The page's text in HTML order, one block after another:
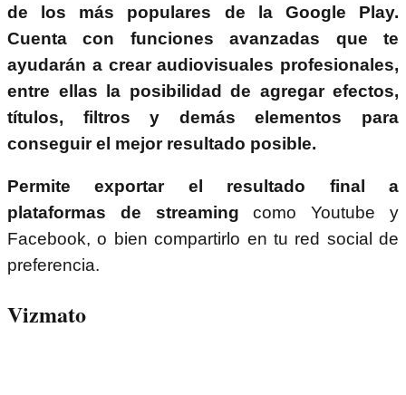
de los más populares de la Google Play.
Cuenta con funciones avanzadas que te
ayudarán a crear audiovisuales profesionales,
entre ellas la posibilidad de agregar efectos,
títulos, filtros y demás elementos para
conseguir el mejor resultado posible.
Permite exportar el resultado final a
plataformas de streaming como Youtube y
Facebook, o bien compartirlo en tu red social de
preferencia.
Vizmato